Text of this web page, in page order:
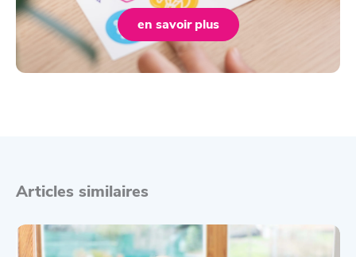
en savoir plus
Articles similaires